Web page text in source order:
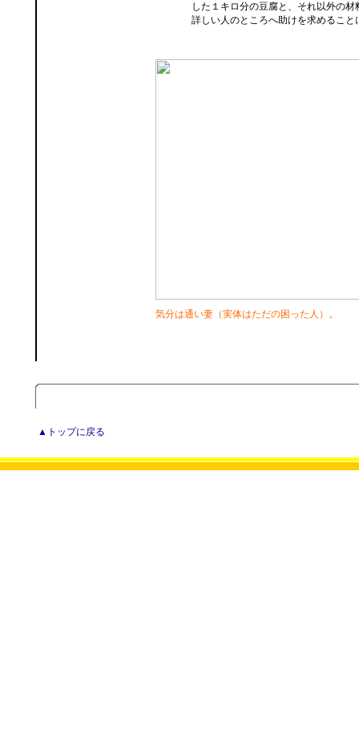
した１キロ分の豆腐と、それ以外の材
詳しい人のところへ助けを求めること
気分は通い妻（実体はただの困った人）。
▲トップに戻る